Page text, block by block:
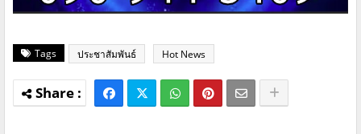
Tags ประชาสัมพันธ์ Hot News